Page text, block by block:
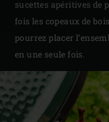
sucettes apéritives de
fois les copeaux de
pourrez placer
en une seule fois.